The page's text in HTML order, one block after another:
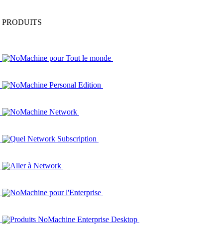
PRODUITS
NoMachine pour Tout le monde
NoMachine Personal Edition
NoMachine Network
Quel Network Subscription
Aller à Network
NoMachine pour l'Enterprise
Produits NoMachine Enterprise Desktop